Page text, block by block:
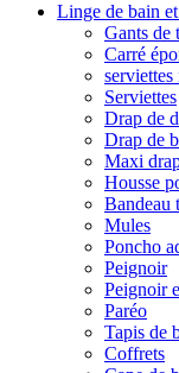
Linge de bain
Gants de
Carré
Serviettes
Drap de
Drap de
Maxi
Housse
Bandeau
Mules
Poncho
Peignoir
Peignoir
Paréo
Tapis de
Coffrets